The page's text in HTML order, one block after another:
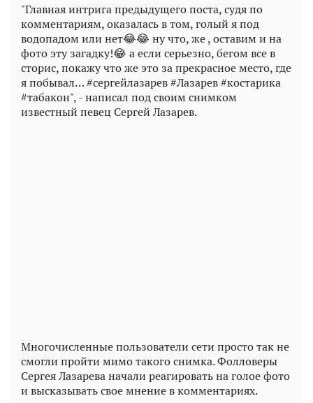
"Главная интрига предыдущего поста, судя по
комментариям, оказалась в том, голый я под
водопадом или нет😂😂 ну что, же , оставим и на
фото эту загадку!😂 а если серьезно, бегом все в
сторис, покажу что же это за прекрасное место, где
я побывал… #сергейлазарев #Лазарев #костарика
#табакон", - написал под своим снимком
известный певец Сергей Лазарев.
Многочисленные пользователи сети просто так не
смогли пройти мимо такого снимка. Фолловеры
Сергея Лазарева начали реагировать на голое фото
и высказывать свое мнение в комментариях.